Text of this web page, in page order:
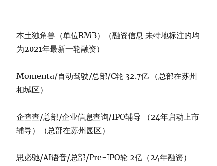
本土独角兽（单位RMB）（融资信息 未特地标注的均
为2021年最新一轮融资）
Momenta/自动驾驶/总部/C轮 32.7亿 （总部在苏州
相城区）
企查查/总部/企业信息查询/IPO辅导 （24年启动上市
辅导）（总部在苏州园区）
思必驰/AI语音/总部/Pre-IPO轮 2亿（24年融资）